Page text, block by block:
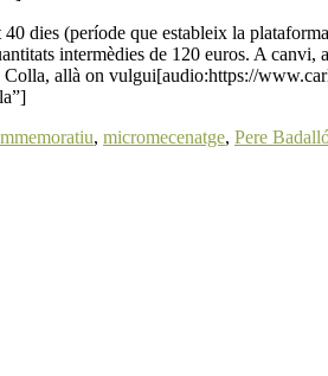
dies (període que estableix la
intermèdies de 120 euros. A
allà on vulgui[audio:https://
, micromecenatge, Pere